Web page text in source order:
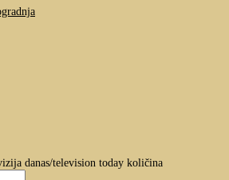
danas/television today količina